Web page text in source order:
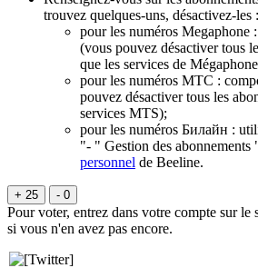
trouvez quelques-uns, désactivez-les :
pour les numéros Megaphone
(vous pouvez désactiver tous
que les services de
pour les numéros МТС :
pouvez désactiver tous les
services MTS);
pour les numéros Билайн :
"- " Gestion des abonnements
personnel de Beeline.
+ 25 - 0
Pour voter, entrez dans votre compte sur le
si vous n'en avez pas encore.